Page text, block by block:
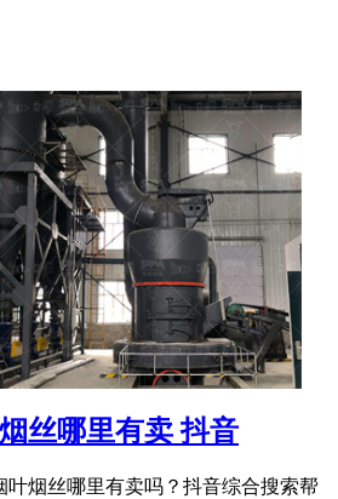
丝哪里有卖 抖音
叶烟丝哪里有卖吗？抖音综合搜索帮